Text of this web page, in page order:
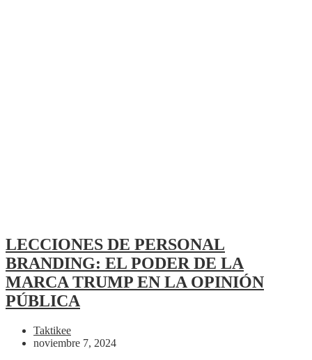
LECCIONES DE PERSONAL
BRANDING: EL PODER DE LA
MARCA TRUMP EN LA OPINIÓN
PÚBLICA
Taktikee
noviembre 7, 2024